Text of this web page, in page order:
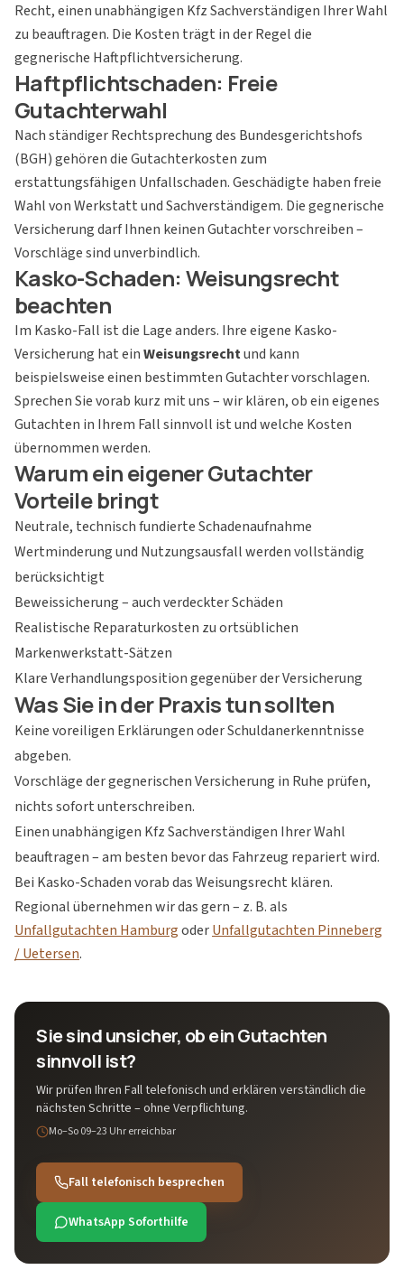
Recht, einen unabhängigen Kfz Sachverständigen Ihrer Wahl
zu beauftragen. Die Kosten trägt in der Regel die
gegnerische Haftpflichtversicherung.
Haftpflichtschaden: Freie
Gutachterwahl
Nach ständiger Rechtsprechung des Bundesgerichtshofs
(BGH) gehören die Gutachterkosten zum
erstattungsfähigen Unfallschaden. Geschädigte haben freie
Wahl von Werkstatt und Sachverständigem. Die gegnerische
Versicherung darf Ihnen keinen Gutachter vorschreiben –
Vorschläge sind unverbindlich.
Kasko-Schaden: Weisungsrecht
beachten
Im Kasko-Fall ist die Lage anders. Ihre eigene Kasko-
Versicherung hat einWeisungsrechtund kann
beispielsweise einen bestimmten Gutachter vorschlagen.
Sprechen Sie vorab kurz mit uns – wir klären, ob ein eigenes
Gutachten in Ihrem Fall sinnvoll ist und welche Kosten
übernommen werden.
Warum ein eigener Gutachter
Vorteile bringt
Neutrale, technisch fundierte Schadenaufnahme
Wertminderung und Nutzungsausfall werden vollständig
berücksichtigt
Beweissicherung – auch verdeckter Schäden
Realistische Reparaturkosten zu ortsüblichen
Markenwerkstatt-Sätzen
Klare Verhandlungsposition gegenüber der Versicherung
Was Sie in der Praxis tun sollten
Keine voreiligen Erklärungen oder Schuldanerkenntnisse
abgeben.
Vorschläge der gegnerischen Versicherung in Ruhe prüfen,
nichts sofort unterschreiben.
Einen unabhängigen Kfz Sachverständigen Ihrer Wahl
beauftragen – am besten bevor das Fahrzeug repariert wird.
Bei Kasko-Schaden vorab das Weisungsrecht klären.
Regional übernehmen wir das gern – z. B. als
Unfallgutachten HamburgoderUnfallgutachten Pinneberg
/ Uetersen.
Sie sind unsicher, ob ein Gutachten
sinnvoll ist?
Wir prüfen Ihren Fall telefonisch und erklären verständlich die
nächsten Schritte – ohne Verpflichtung.
Mo–So 09–23 Uhrerreichbar
Fall telefonisch besprechen
WhatsApp Soforthilfe